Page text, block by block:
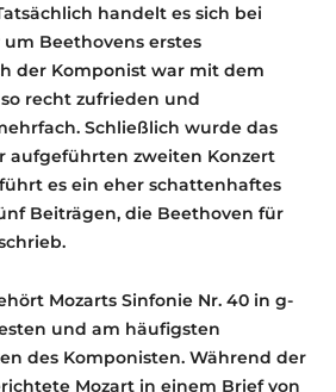
handelt es sich bei
Beethovens erstes
der Komponist war mit dem
recht zufrieden und
Schließlich wurde das
aufgeführten zweiten Konzert
es ein eher schattenhaftes
Beiträgen, die Beethoven für
Mozarts Sinfonie Nr. 40 in g-
und am häufigsten
des Komponisten. Während der
Mozart in einem Brief von